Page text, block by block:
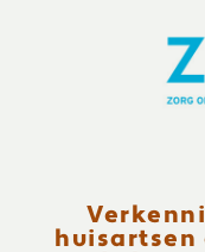
huisartsen